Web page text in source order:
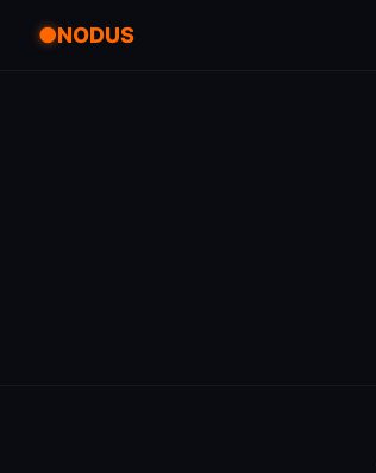
NODUS